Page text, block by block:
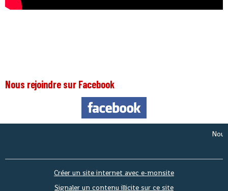
Nous rejoindre sur Facebook
Nous
Créer un site internet avec e-monsite
Signaler un contenu illicite sur ce site